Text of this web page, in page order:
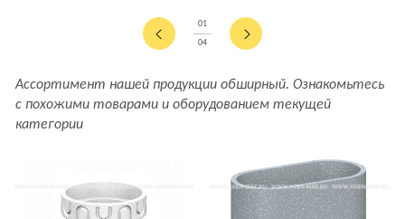
Ассортимент нашей продукции обширный. Ознакомьтесь
с похожими товарами и оборудованием текущей
категории
01
04